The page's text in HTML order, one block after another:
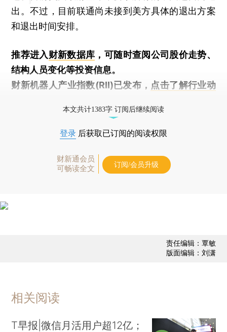
出。不过，目前联通尚未接到美方具体的退出方案
和退出时间安排。
推荐进入财新数据库 ，可随时查阅公司股价走势、
结构人员变化等投资信息。
财新机器人产业指数(RII)已发布， 点击了解行业动
本文共计1383字 订阅后继续阅读
登录 后获取已订阅的阅读权限
财新通会员
可畅读全文
订阅/会员升级
责任编辑：覃敏
版面编辑：刘潇
相关阅读
T早报|微信月活用户超12亿；